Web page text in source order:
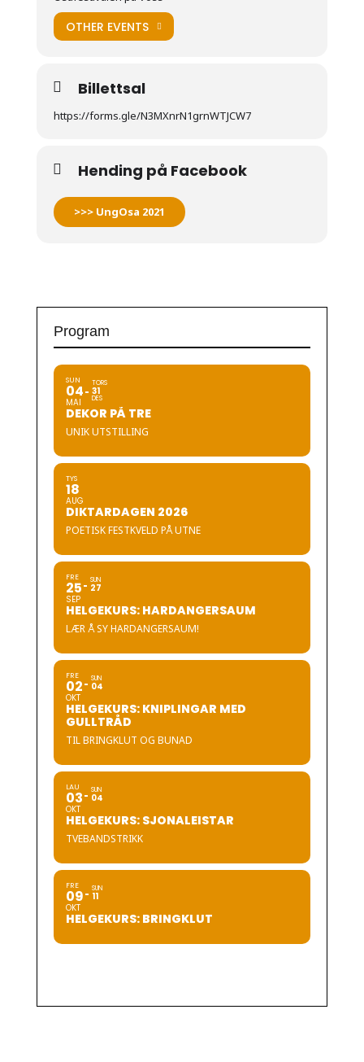
OTHER EVENTS
Billettsal
https://forms.gle/N3MXnrN1grnWTJCW7
Hending på Facebook
>>> UngOsa 2021
Program
SUN
04
MAI
TORS
31
DES
DEKOR PÅ TRE
UNIK UTSTILLING
TYS
18
AUG
DIKTARDAGEN 2026
POETISK FESTKVELD PÅ UTNE
FRE
25
SEP
SUN
27
HELGEKURS: HARDANGERSAUM
LÆR Å SY HARDANGERSAUM!
FRE
02
OKT
SUN
04
HELGEKURS: KNIPLINGAR MED
GULLTRÅD
TIL BRINGKLUT OG BUNAD
LAU
03
OKT
SUN
04
HELGEKURS: SJONALEISTAR
TVEBANDSTRIKK
FRE
09
OKT
SUN
11
HELGEKURS: BRINGKLUT